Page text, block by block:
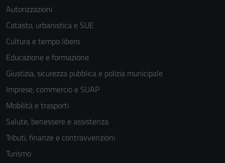
Autorizzazioni
Catasto, urbanistica e SUE
Cultura e tempo libero
Educazione e formazione
Giustizia, sicurezza pubblica e polizia municipale
Imprese, commercio e SUAP
Mobilità e trasporti
Salute, benessere e assistenza
Tributi, finanze e contravvenzioni
Turismo